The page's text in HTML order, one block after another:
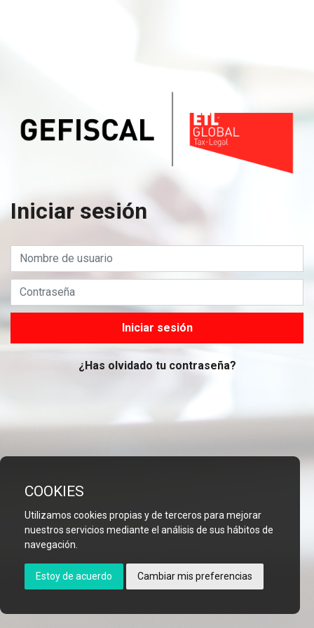
COOKIES
Utilizamos cookies propias y de terceros para mejorar
nuestros servicios mediante el análisis de sus hábitos de
navegación.
Estoy de acuerdo Cambiar mis preferencias
Iniciar sesión
Iniciar sesión
¿Has olvidado tu contraseña?